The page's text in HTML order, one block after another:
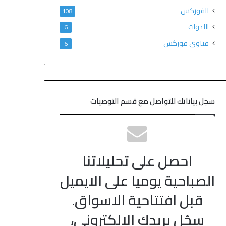
الفوركس
108
الأدوات 6
فتاوى فوركس 6
سجل بياناتك للتواصل مع قسم التوصيات
احصل على تحليلاتنا
الصباحية يوميا على الايميل
قبل افتتاحية الاسواق.
سجّل بريدك الالكتروني،